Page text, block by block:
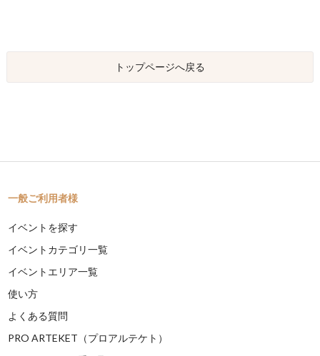
トップページへ戻る
一般ご利用者様
イベントを探す
イベントカテゴリ一覧
イベントエリア一覧
使い方
よくある質問
PRO ARTEKET（プロアルテケト）